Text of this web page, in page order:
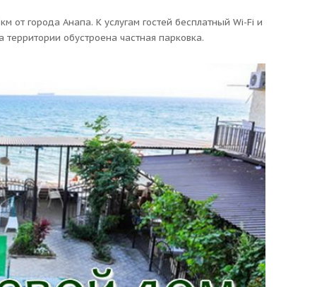
города Анапа. К услугам гостей бесплатный Wi-Fi и
обустроена частная парковка.